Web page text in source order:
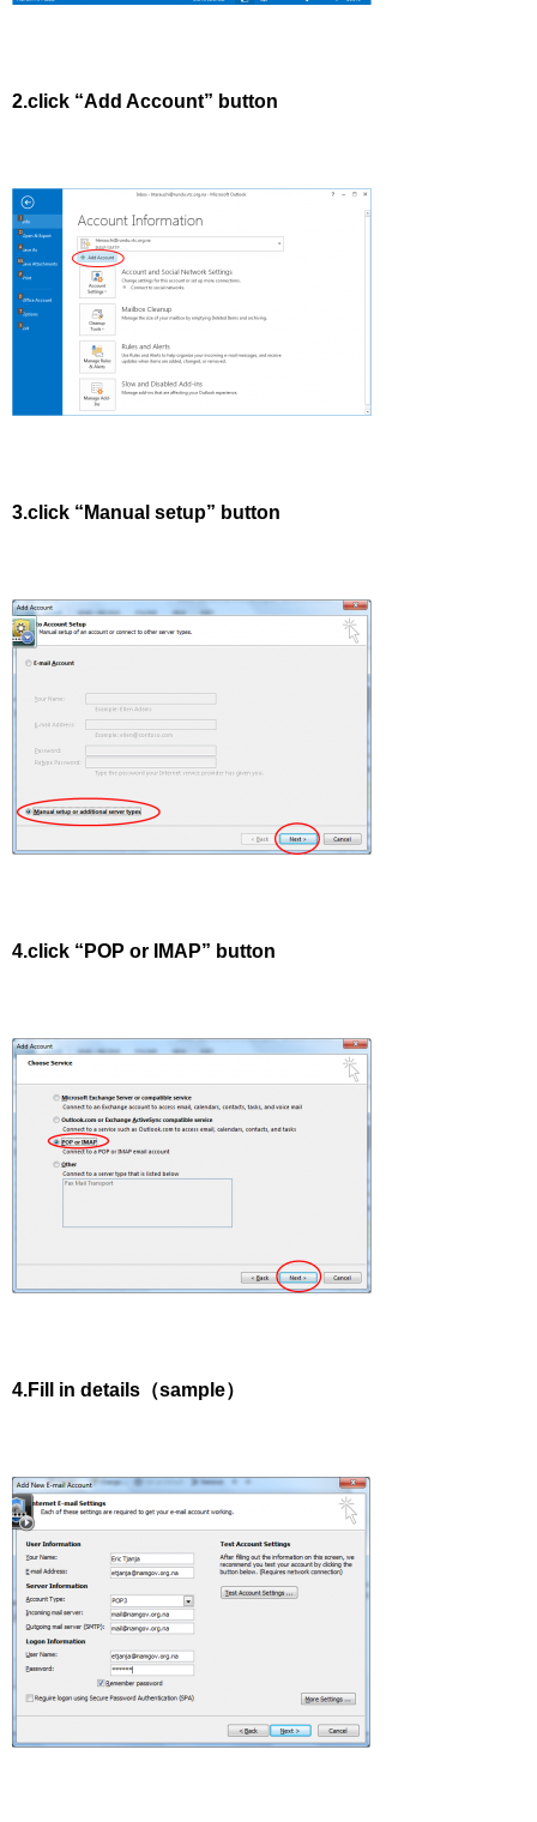
2.click “Add Account” button
3.click “Manual setup” button
4.click “POP or IMAP” button
4.Fill in details（sample）